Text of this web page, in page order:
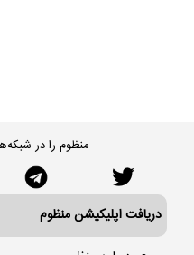
منظوم را در
دریافت اپلیکیشن منظوم